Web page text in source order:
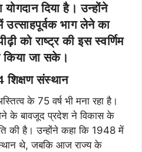
दिया है। उन्होंने
भाग लेने का
को राष्ट्र की इस स्वर्णिम
किया जा सके।
संस्थान
के 75 वर्ष भी मना रहा है।
के बावजूद प्रदेश ने विकास के
की है। उन्होंने कहा कि 1948 में
थे, जबकि आज राज्य के